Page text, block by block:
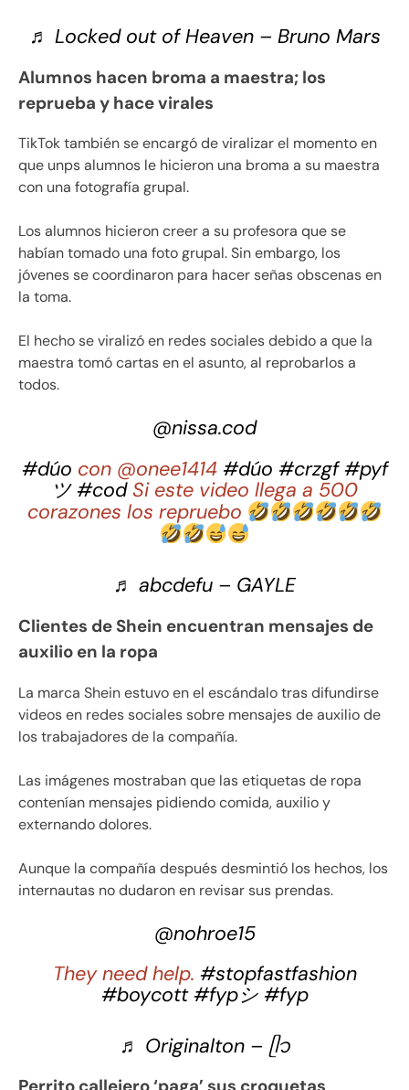
♬ Locked out of Heaven – Bruno Mars
Alumnos hacen broma a maestra; los
reprueba y hace virales
TikTok también se encargó de viralizar el momento en
que unps alumnos le hicieron una broma a su maestra
con una fotografía grupal.
Los alumnos hicieron creer a su profesora que se
habían tomado una foto grupal. Sin embargo, los
jóvenes se coordinaron para hacer señas obscenas en
la toma.
El hecho se viralizó en redes sociales debido a que la
maestra tomó cartas en el asunto, al reprobarlos a
todos.
@nissa.cod
#dúo con @onee1414 #dúo #crzgf #pyf
ツ #codSi este video llega a 500
corazones los repruebo
♬ abcdefu – GAYLE
Clientes de Shein encuentran mensajes de
auxilio en la ropa
La marca Shein estuvo en el escándalo tras difundirse
videos en redes sociales sobre mensajes de auxilio de
los trabajadores de la compañía.
Las imágenes mostraban que las etiquetas de ropa
contenían mensajes pidiendo comida, auxilio y
externando dolores.
Aunque la compañía después desmintió los hechos, los
internautas no dudaron en revisar sus prendas.
@nohroe15
They need help. #stopfastfashion
#boycott #fypシ #fyp
♬ Originalton – ᥫ᭡